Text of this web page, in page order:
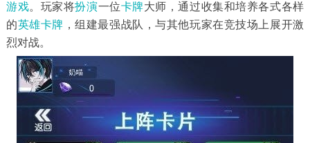
游戏。玩家将扮演一位卡牌大师，通过收集和培养各式各样
的英雄卡牌 ，组建最强战队，与其他玩家在竞技场上展开激
烈对战。